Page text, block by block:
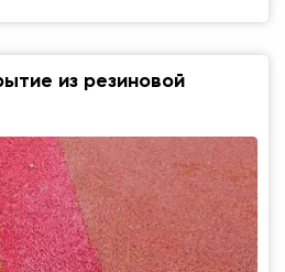
из резиновой